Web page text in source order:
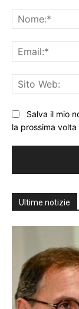
Salva il mio
la prossima
Ultime notizie